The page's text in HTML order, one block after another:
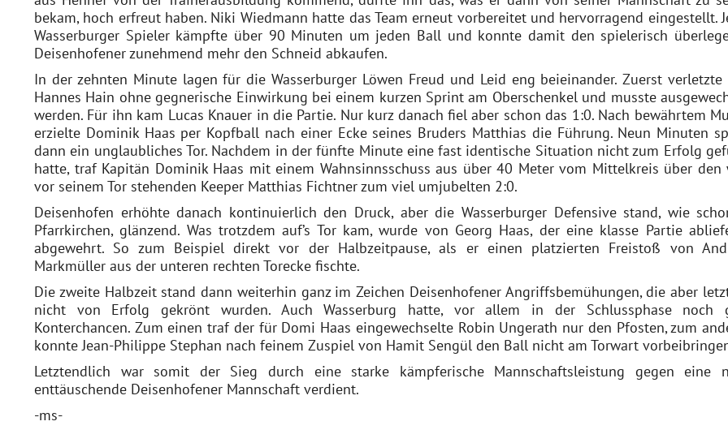
bekam, hoch erfreut haben. Niki Wiedmann hatte das Team erneut vorbereitet und hervorragend eingestellt.
Wasserburger Spieler kämpfte über 90 Minuten um jeden Ball und konnte damit den spielerisch
Deisenhofener zunehmend mehr den Schneid abkaufen.
In der zehnten Minute lagen für die Wasserburger Löwen Freud und Leid eng beieinander. Zuerst verletzte
Hannes Hain ohne gegnerische Einwirkung bei einem kurzen Sprint am Oberschenkel und musste
werden. Für ihn kam Lucas Knauer in die Partie. Nur kurz danach fiel aber schon das 1:0. Nach bewährtem
erzielte Dominik Haas per Kopfball nach einer Ecke seines Bruders Matthias die Führung. Neun Minuten
dann ein unglaubliches Tor. Nachdem in der fünfte Minute eine fast identische Situation nicht zum Erfolg
hatte, traf Kapitän Dominik Haas mit einem Wahnsinnsschuss aus über 40 Meter vom Mittelkreis über den
vor seinem Tor stehenden Keeper Matthias Fichtner zum viel umjubelten 2:0.
Deisenhofen erhöhte danach kontinuierlich den Druck, aber die Wasserburger Defensive stand, wie
Pfarrkirchen, glänzend. Was trotzdem auf’s Tor kam, wurde von Georg Haas, der eine klasse Partie
abgewehrt. So zum Beispiel direkt vor der Halbzeitpause, als er einen platzierten Freistoß von
Markmüller aus der unteren rechten Torecke fischte.
Die zweite Halbzeit stand dann weiterhin ganz im Zeichen Deisenhofener Angriffsbemühungen, die aber
nicht von Erfolg gekrönt wurden. Auch Wasserburg hatte, vor allem in der Schlussphase noch
Konterchancen. Zum einen traf der für Domi Haas eingewechselte Robin Ungerath nur den Pfosten, zum
konnte Jean-Philippe Stephan nach feinem Zuspiel von Hamit Sengül den Ball nicht am Torwart
Letztendlich war somit der Sieg durch eine starke kämpferische Mannschaftsleistung gegen eine
enttäuschende Deisenhofener Mannschaft verdient.
-ms-